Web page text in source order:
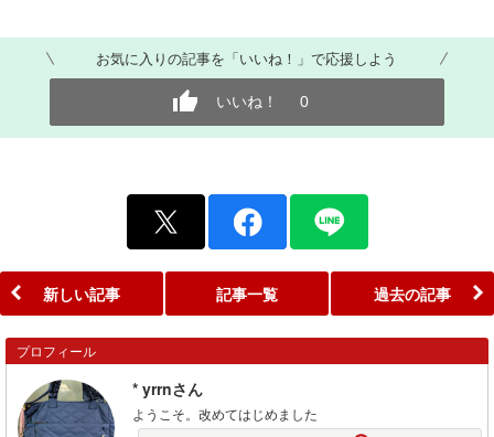
お気に入りの記事を「いいね！」で応援しよう
いいね！ 0
新しい記事 記事一覧 過去の記事
プロフィール
* yrrnさん
ようこそ。改めてはじめました